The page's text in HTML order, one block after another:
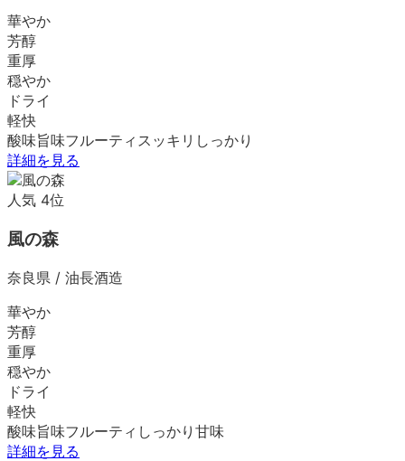
華やか
芳醇
重厚
穏やか
ドライ
軽快
酸味旨味フルーティ スッキリ しっかり
詳細を見る
人気 4位
風の森
奈良県 / 油長酒造
華やか
芳醇
重厚
穏やか
ドライ
軽快
酸味旨味フルーティ しっかり 甘味
詳細を見る